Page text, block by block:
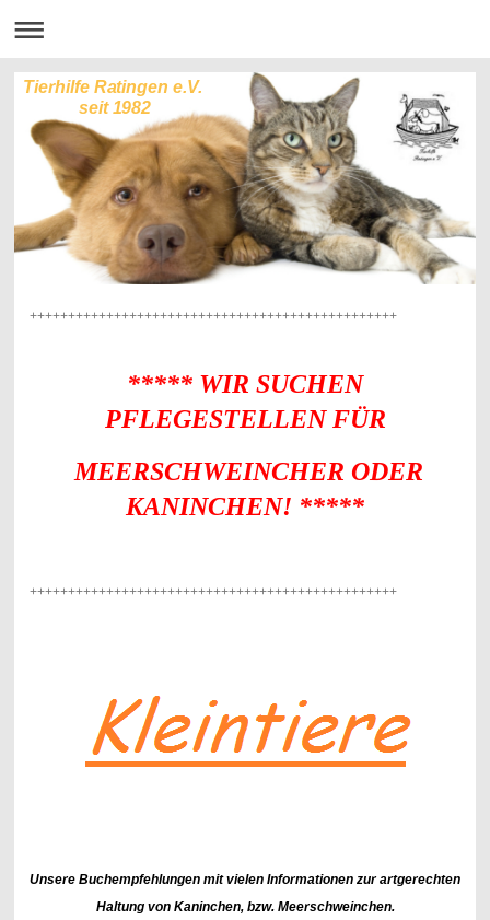
Tierhilfe Ratingen e.V.
seit 1982
++++++++++++++++++++++++++++++++++++++++++++++++
***** WIR SUCHEN
PFLEGESTELLEN FÜR
MEERSCHWEINCHER ODER
KANINCHEN! *****
++++++++++++++++++++++++++++++++++++++++++++++++
Unsere Buchempfehlungen mit vielen Informationen zur artgerechten
Haltung von Kaninchen, bzw. Meerschweinchen.